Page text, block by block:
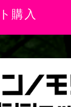
購入